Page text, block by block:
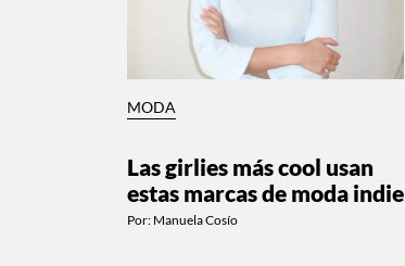
MODA
Las girlies más cool usan
estas marcas de moda indie
Por: Manuela Cosío